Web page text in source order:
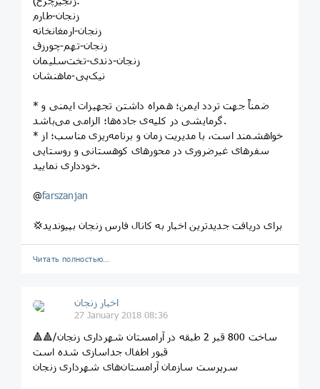
زنجان-طارم
زنجان-ارمغانخانه
زنجان-تهم-چورزق
زنجان-دندی-تخت‌سلیمان
نیک‌پی-ماهنشان
* ضمناً جهت تردد ایمن؛ همراه داشتن تجهیزات ایمنی و
گرمایشی در کلیه‌ی جاده‌ها؛ الزامی می‌باشد.
* خواهشمند است، با مدیریت زمان و برنامه‌ریزی مناسب؛ از
سفرهای غیرضروری در محورهای کوهستانی و روستایی
خودداری نمایید.
@farszanjan
💢برای دریافت جدیدترین اخبار به کانال فارس زنجان بپیوندید
Читать полностью…
اخبار زنجان
27 January 2018 08:36
🔺🔺ساخت 800 قبر 2 طبقه در آرامستان شهرداری زنجان/
قبور اطفال جداسازی شده است
سرپرست سازمان آرامستان‌های شهرداری زنجان